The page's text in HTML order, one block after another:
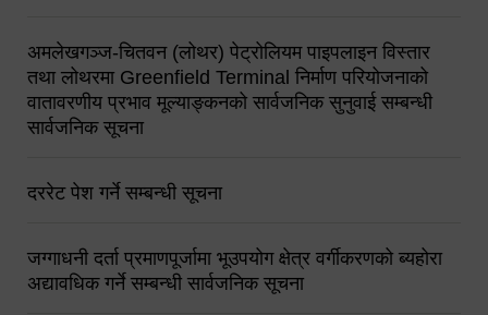
अमलेखगञ्ज-चितवन (लोथर) पेट्रोलियम पाइपलाइन विस्तार
तथा लोथरमा Greenfield Terminal निर्माण परियोजनाको
वातावरणीय प्रभाव मूल्याङ्कनको सार्वजनिक सुनुवाई सम्बन्धी
सार्वजनिक सूचना
दररेट पेश गर्ने सम्बन्धी सूचना
जग्गाधनी दर्ता प्रमाणपूर्जामा भूउपयोग क्षेत्र वर्गीकरणको ब्यहोरा
अद्यावधिक गर्ने सम्बन्धी सार्वजनिक सूचना